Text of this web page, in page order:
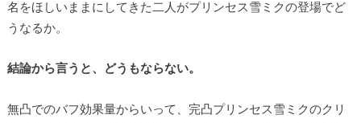
名をほしいままにしてきた二人がプリンセス雪ミクの登場でど
うなるか。
結論から言うと、どうもならない。
無凸でのバフ効果量からいって、完凸プリンセス雪ミクのクリ